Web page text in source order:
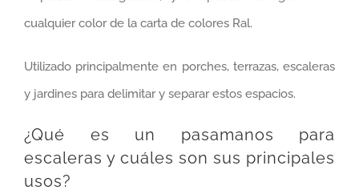
cualquier color de la carta de colores Ral.
Utilizado principalmente en porches, terrazas, escaleras
y jardines para delimitar y separar estos espacios.
¿Qué es un pasamanos para
escaleras y cuáles son sus principales
usos?